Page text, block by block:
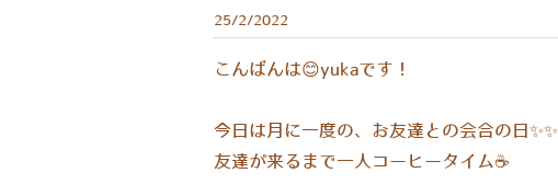
25/2/2022
​こんばんは😊yukaです！
今日は月に一度の、お友達との会合の日✨✨
友達が来るまで一人コーヒータイム☕️